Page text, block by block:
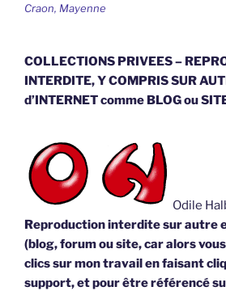
Craon, Mayenne
COLLECTIONS PRIVEES –
INTERDITE, Y COMPRIS SUR
d’INTERNET comme BLOG ou
Odile
Reproduction interdite sur autre
(blog, forum ou site, car alors
clics sur mon travail en faisant
support, et pour être référencé